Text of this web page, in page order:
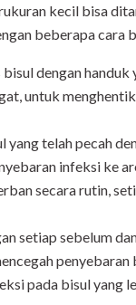
kecil bisa
beberapa cara
dengan handuk
untuk
yang telah pecah
infeksi ke
secara rutin,
setiap sebelum
pada bisul yang